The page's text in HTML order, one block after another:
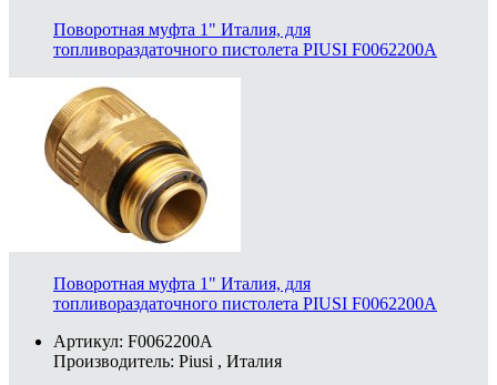
Поворотная муфта 1" Италия, для
топливораздаточного пистолета PIUSI F0062200A
Поворотная муфта 1" Италия, для
топливораздаточного пистолета PIUSI F0062200A
Артикул: F0062200A
Производитель: Piusi , Италия